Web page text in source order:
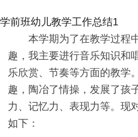
学前班幼儿教学工作总结1
本学期为了在教学过程
趣，我主要进行音乐知识和
乐欣赏、节奏等方面的教学
趣，陶冶了情操，发展了孩
力、记忆力、表现力等。现
如下：